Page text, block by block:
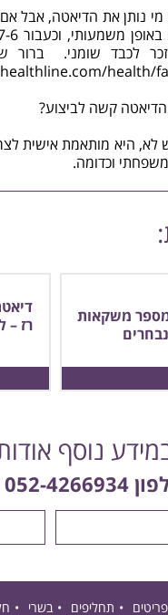
7: תלוי מי נותן את
לכבד שומני. ברור
health/
8: ממש לא, היא מותאמת
וכדומה.
משקאות
רז –
במידע נוסף
052-4266934
תחליפים בשרי